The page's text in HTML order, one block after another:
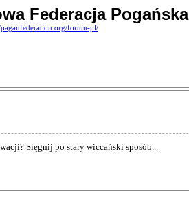
Federacja Pogańska
forum-pl/
Sięgnij po stary wiccański sposób...